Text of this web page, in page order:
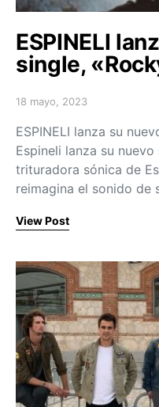
ESPINELI
single,
Posted on
18 mayo, 2023
ESPINELI lanza su
Espineli lanza su nuevo
trituradora sónica de
reimagina el sonido de
View Post